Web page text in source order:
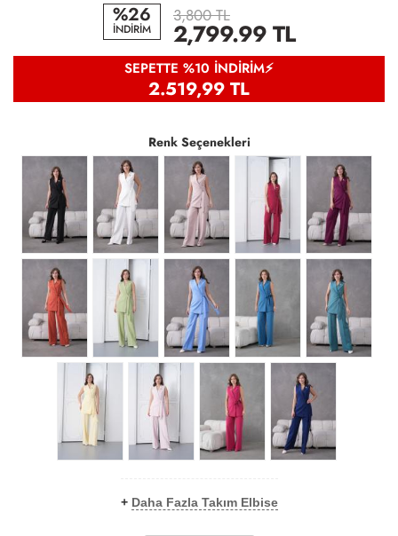
%26
İNDİRİM
3,800 TL
2,799.99TL
SEPETTE %10 İNDIRIM⚡
2.519,99 TL
Renk Seçenekleri
+ Daha Fazla Takım Elbise